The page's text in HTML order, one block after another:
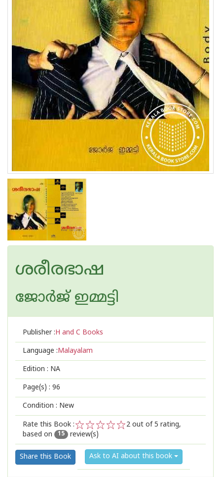
ശരീരഭാഷ
ജോര്‍ജ് ഇമ്മട്ടി
Publisher :H and C Books
Language :Malayalam
Edition : NA
Page(s) : 96
Condition : New
Rate this Book :
3
2
1
2 out of 5 rating,
based on
15 review(s)
Share this Book Ask to AI about this book